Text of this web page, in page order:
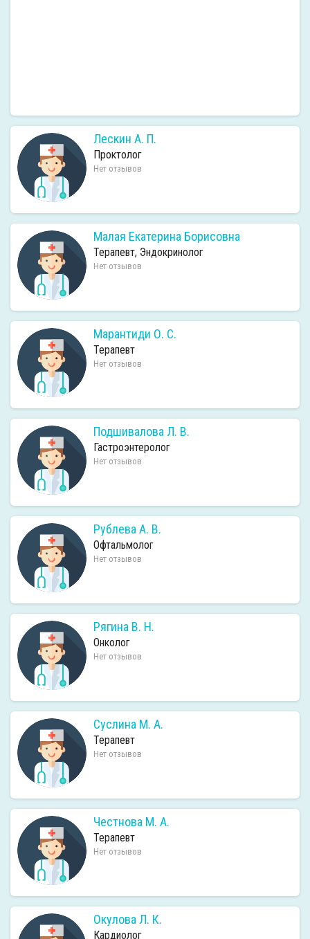
Лескин А. П.
Проктолог
Нет отзывов
Малая Екатерина Борисовна
Терапевт, Эндокринолог
Нет отзывов
Марантиди О. С.
Терапевт
Нет отзывов
Подшивалова Л. В.
Гастроэнтеролог
Нет отзывов
Рублева А. В.
Офтальмолог
Нет отзывов
Рягина В. Н.
Онколог
Нет отзывов
Суслина М. А.
Терапевт
Нет отзывов
Честнова М. А.
Терапевт
Нет отзывов
Окулова Л. К.
Кардиолог